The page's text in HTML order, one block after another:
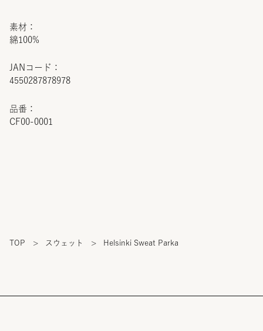
JANコード：
4550287878978
品番：
CF00-0001
素材：
綿100%
TOP > スウェット > Helsinki Sweat Parka